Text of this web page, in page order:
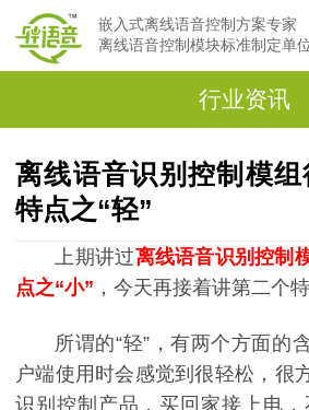
嵌入式离线语音控制方案专家
离线语音控制模块标准制定单
行业资讯
离线语音识别控制模
特点之“轻”
上期讲过离线语音识别控制
点之“小” ，今天再接着讲第二个特
所谓的“轻”，有两个方面的
户端使用时会感觉到很轻松，很
识别控制产品，买回家接上电